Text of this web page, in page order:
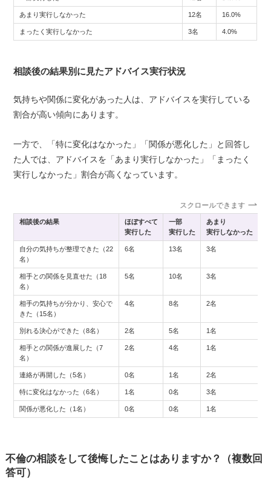
あまり実行しなかった 12名 16.0%
まったく実行しなかった 3名 4.0%
相談後の結果別に見たアドバイス実行状況
気持ちや関係に変化があった人は、アドバイスを実行している
割合が高い傾向にあります。
一方で、「特に変化はなかった」「関係が悪化した」と回答し
た人では、アドバイスを「あまり実行しなかった」「まったく
実行しなかった」割合が高くなっています。
スクロールできます
相談後の結果
ほぼすべて
実行した
一部
実行した
あまり
実行しなかった
自分の気持ちが整理できた（22
名）
6名 13名 3名
相手との関係を見直せた（18
名）
5名 10名 3名
相手の気持ちが分かり、安心で
きた（15名）
4名 8名 2名
別れる決心ができた（8名） 2名 5名 1名
相手との関係が進展した（7
名）
2名 4名 1名
連絡が再開した（5名） 0名 1名 2名
特に変化はなかった（6名） 1名 0名 3名
関係が悪化した（1名） 0名 0名 1名
不倫の相談をして後悔したことはありますか？（複数回
答可）